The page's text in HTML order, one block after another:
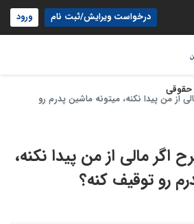
درخواست ویرایش/ثبت نام ورود
حقوقی
از من پیدا نکنه، میتونه ماشین پدرم رو
مالی از من پیدا نکنه،
رو توقیف کنه؟